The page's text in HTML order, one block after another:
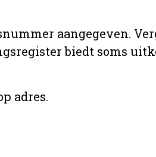
aangegeven.
biedt soms
adres.